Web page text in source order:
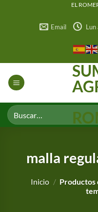
EL
Email Lun
Buscar
por:
malla
Inicio / Productos